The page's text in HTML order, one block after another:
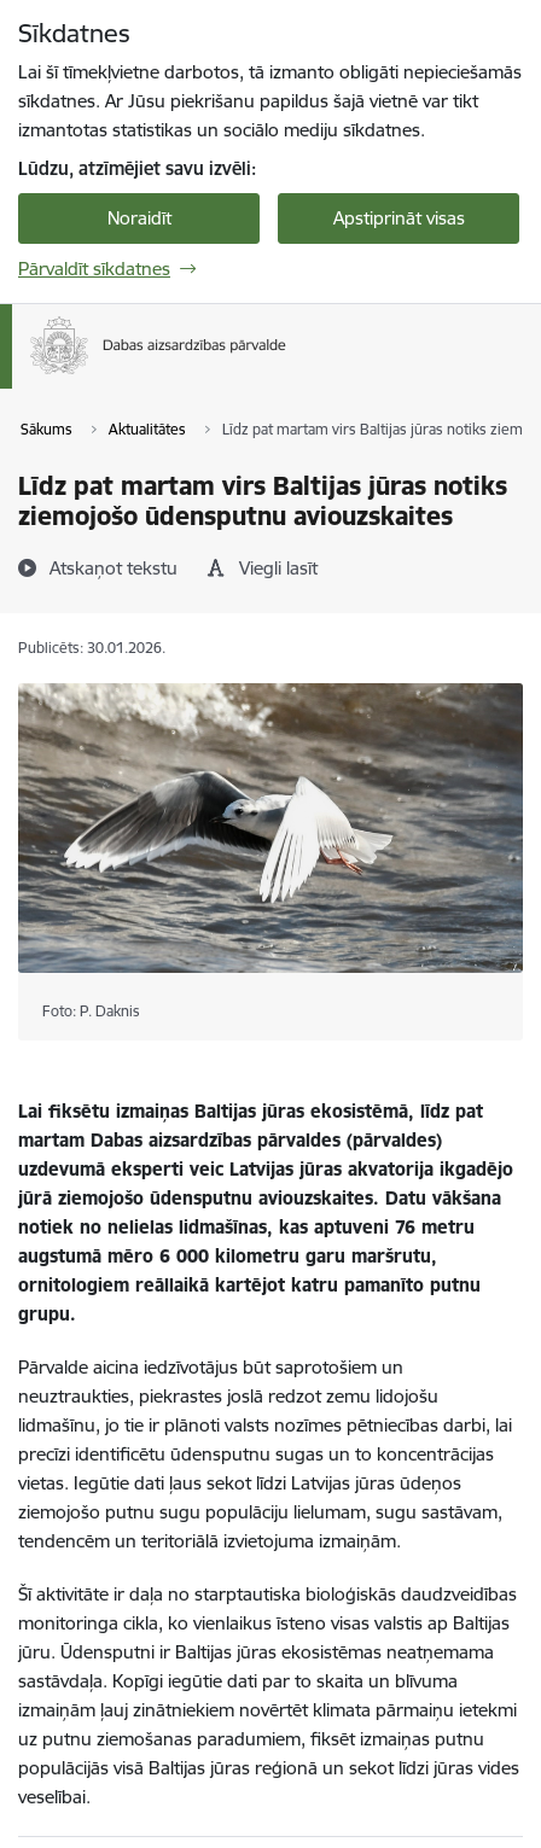
Sīkdatnes
Lai šī tīmekļvietne darbotos, tā izmanto obligāti nepieciešamās
sīkdatnes. Ar Jūsu piekrišanu papildus šajā vietnē var tikt
izmantotas statistikas un sociālo mediju sīkdatnes.
Lūdzu, atzīmējiet savu izvēli:
Noraidīt Apstiprināt visas
Pārvaldīt sīkdatnes
Sākums Aktualitātes Līdz pat martam virs Baltijas jūras notiks
Līdz pat martam virs Baltijas jūras notiks
ziemojošo ūdensputnu aviouzskaites
Atskaņot tekstu Viegli lasīt
Publicēts: 30.01.2026.
Foto: P. Daknis
Lai fiksētu izmaiņas Baltijas jūras ekosistēmā, līdz pat
martam Dabas aizsardzības pārvaldes (pārvaldes)
uzdevumā eksperti veic Latvijas jūras akvatorija ikgadējo
jūrā ziemojošo ūdensputnu aviouzskaites. Datu vākšana
notiek no nelielas lidmašīnas, kas aptuveni 76 metru
augstumā mēro 6 000 kilometru garu maršrutu,
ornitologiem reāllaikā kartējot katru pamanīto putnu
grupu.
Pārvalde aicina iedzīvotājus būt saprotošiem un
neuztraukties, piekrastes joslā redzot zemu lidojošu
lidmašīnu, jo tie ir plānoti valsts nozīmes pētniecības darbi, lai
precīzi identificētu ūdensputnu sugas un to koncentrācijas
vietas. Iegūtie dati ļaus sekot līdzi Latvijas jūras ūdeņos
ziemojošo putnu sugu populāciju lielumam, sugu sastāvam,
tendencēm un teritoriālā izvietojuma izmaiņām.
Šī aktivitāte ir daļa no starptautiska bioloģiskās daudzveidības
monitoringa cikla, ko vienlaikus īsteno visas valstis ap Baltijas
jūru. Ūdensputni ir Baltijas jūras ekosistēmas neatņemama
sastāvdaļa. Kopīgi iegūtie dati par to skaita un blīvuma
izmaiņām ļauj zinātniekiem novērtēt klimata pārmaiņu ietekmi
uz putnu ziemošanas paradumiem, fiksēt izmaiņas putnu
populācijās visā Baltijas jūras reģionā un sekot līdzi jūras vides
veselībai.